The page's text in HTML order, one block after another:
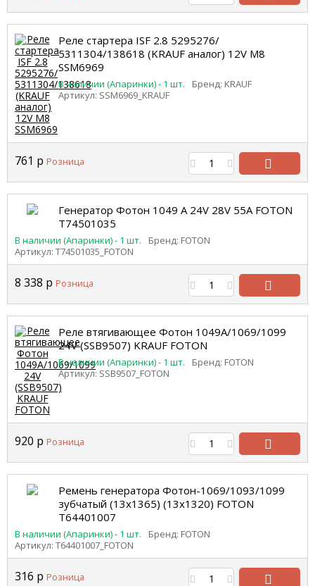
В
Реле стартера ISF 2.8 5295276/
5311304/138618 (KRAUF аналог) 12V M8
SSM6969
В наличии (Апаринки) - 1 шт.
Бренд: KRAUF
Артикул: SSM6969_KRAUF
761 р Розница
В
корзину
Генератор Фотон 1049 А 24V 28V 55A FOTON
T74501035
В наличии (Апаринки) - 1 шт.
Бренд: FOTON
Артикул: T74501035_FOTON
8 338 р Розница
В
корзину
Реле втягивающее Фотон 1049А/1069/1099
24V (SSB9507) KRAUF FOTON
В наличии (Апаринки) - 1 шт.
Бренд: FOTON
Артикул: SSB9507_FOTON
920 р Розница
В
корзину
Ремень генератора Фотон-1069/1093/1099
зубчатый (13х1365) (13x1320) FOTON
Т64401007
В наличии (Апаринки) - 1 шт.
Бренд: FOTON
Артикул: Т64401007_FOTON
316 р Розница